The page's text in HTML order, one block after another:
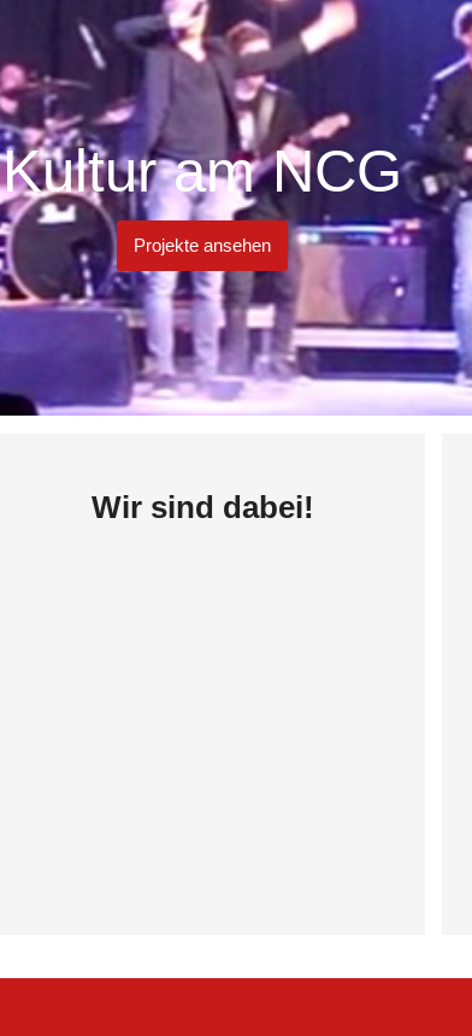
Kultur am NCG
Projekte ansehen
Wir sind dabei!